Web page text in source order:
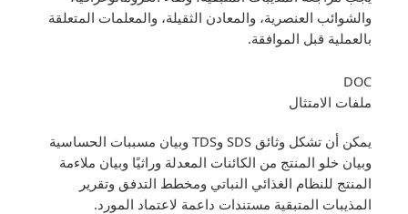
والشوائب العنصرية، والمعادن الثقيلة، والمعلمات المتعلقة
بالعملية قبل الموافقة.
DOC
ملفات الامتثال
يمكن أن تشكل وثائق SDS وTDS وبيان مسببات الحساسية
وبيان خلو المنتج من الكائنات المعدلة وراثيًا وبيان ملاءمة
المنتج للنظام الغذائي النباتي ومخطط التدفق وتقرير
المذيبات المتبقية مستندات داعمة لاعتماد المورد.